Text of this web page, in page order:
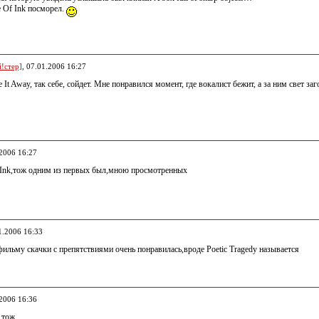
Of Ink посморел.
, 07.01.2006 16:27
It Away, так себе, сойдет. Мне понравился момент, где вокалист бежит, а за ним свет
16:27
одним из первых был,мною просмотренных
16:33
скачки с препятствиями очень понравилась,вроде Poetic Tragedy называется
16:36